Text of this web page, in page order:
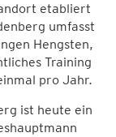
etabliert
umfasst
Hengsten,
Training
pro Jahr.
ist heute ein